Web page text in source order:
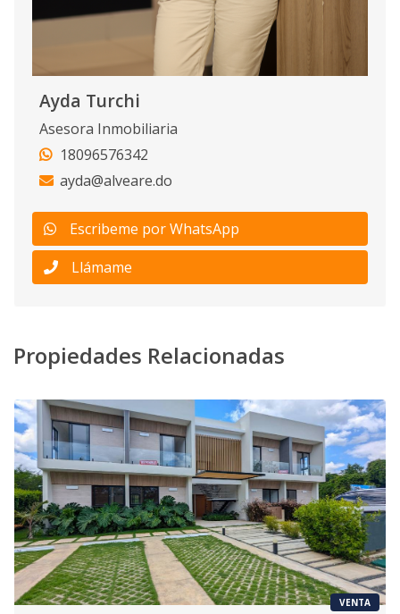
Ayda Turchi
Asesora Inmobiliaria
18096576342
ayda@alveare.do
Escribeme por WhatsApp
Llámame
Propiedades Relacionadas
VENTA